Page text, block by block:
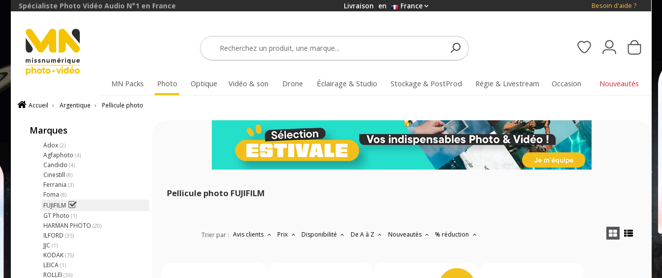
Spécialiste Photo Vidéo Audio N°1 en France Livraison en France Besoin d'aide ?
MN Packs Photo Optique Vidéo & son Drone Éclairage & Studio Stockage & PostProd Régie & Livestream Occasion Nouveautés
Accueil › Argentique › Pellicule photo
Marques
Adox (2)
Agfaphoto (4)
Candido (4)
Cinestill (8)
Ferrania (3)
Foma (8)
FUJIFILM
GT Photo (1)
HARMAN PHOTO (20)
ILFORD (35)
JJC (1)
KODAK (75)
LEICA (1)
ROLLEI (36)
Pellicule photo FUJIFILM
Trier par : Avis clients Prix Disponibilité De A à Z Nouveautés % réduction